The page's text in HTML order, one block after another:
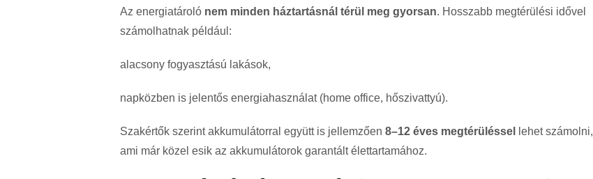
Az energiatároló nem minden háztartásnál térül meg gyorsan. Hosszabb megtérülési idővel
számolhatnak például:
alacsony fogyasztású lakások,
napközben is jelentős energiahasználat (home office, hőszivattyú).
Szakértők szerint akkumulátorral együtt is jellemzően 8–12 éves megtérüléssel
lehet számolni,
ami már közel esik az akkumulátorok garantált élettartamához.